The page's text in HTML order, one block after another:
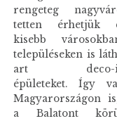
rengeteg
tetten érhetjük
kisebb
településeken is
art deco-
épületeket. Így
Magyarországon
a Balatont